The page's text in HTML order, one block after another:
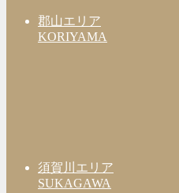
郡山エリア
KORIYAMA
須賀川エリア
SUKAGAWA